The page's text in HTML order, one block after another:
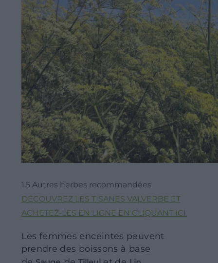
1.5 Autres herbes recommandées
DÉCOUVREZ LES TISANES VALVERBE ET
ACHETEZ-LES EN LIGNE EN CLIQUANT ICI.
Les femmes enceintes peuvent
prendre des boissons à base